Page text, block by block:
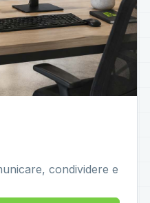
condividere e